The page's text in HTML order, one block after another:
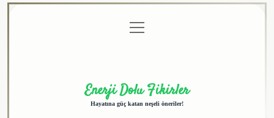
menüyü
aç
Enerji Dolu Fikirler
Hayatına güç katan neşeli öneriler!